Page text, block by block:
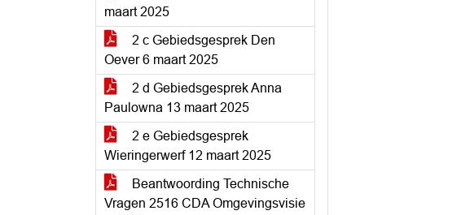
maart 2025
2 c Gebiedsgesprek Den
Oever 6 maart 2025
2 d Gebiedsgesprek Anna
Paulowna 13 maart 2025
2 e Gebiedsgesprek
Wieringerwerf 12 maart 2025
Beantwoording Technische
Vragen 2516 CDA Omgevingsvisie